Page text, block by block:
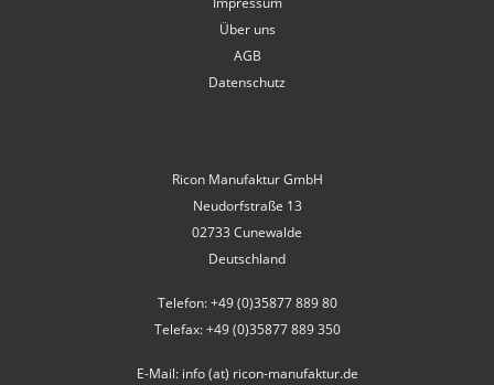
Über uns
AGB
Datenschutz
Ricon Manufaktur GmbH
Neudorfstraße 13
02733 Cunewalde
Deutschland
Telefon: +49 (0)35877 889 80
Telefax: +49 (0)35877 889 350
E-Mail: info (at) ricon-manufaktur.de